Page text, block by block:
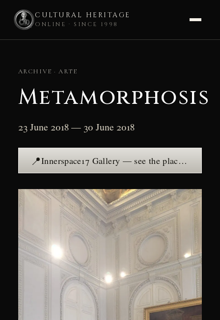
CULTURAL HERITAGE
ONLINE · SINCE 1998
contentARCHIVE · ARTE
Metamorphosis
23 June 2018 — 30 June 2018
📍 Innerspace17 Gallery — see the place →